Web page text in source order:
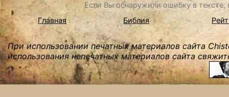
Если Вы обнаружили ошибку в
Главная
Библия
При использовании печатных материалов сайта
использования непечатных материалов сайта